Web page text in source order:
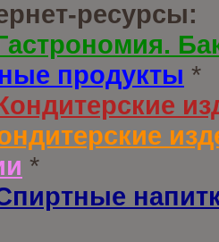
ресурсы:
продукты *
*